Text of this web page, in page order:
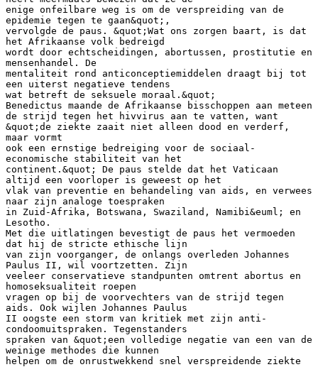
enige onfeilbare weg is om de verspreiding van de
epidemie tegen te gaan&quot;,
vervolgde de paus. &quot;Wat ons zorgen baart, is dat
het Afrikaanse volk bedreigd
wordt door echtscheidingen, abortussen, prostitutie en
mensenhandel. De
mentaliteit rond anticonceptiemiddelen draagt bij tot
een uiterst negatieve tendens
wat betreft de seksuele moraal.&quot;
Benedictus maande de Afrikaanse bisschoppen aan meteen
de strijd tegen het hivvirus aan te vatten, want
&quot;de ziekte zaait niet alleen dood en verderf,
maar vormt
ook een ernstige bedreiging voor de sociaal-
economische stabiliteit van het
continent.&quot; De paus stelde dat het Vaticaan
altijd een voorloper is geweest op het
vlak van preventie en behandeling van aids, en verwees
naar zijn analoge toespraken
in Zuid-Afrika, Botswana, Swaziland, Namibi&euml; en
Lesotho.
Met die uitlatingen bevestigt de paus het vermoeden
dat hij de stricte ethische lijn
van zijn voorganger, de onlangs overleden Johannes
Paulus II, wil voortzetten. Zijn
veeleer conservatieve standpunten omtrent abortus en
homoseksualiteit roepen
vragen op bij de voorvechters van de strijd tegen
aids. Ook wijlen Johannes Paulus
II oogste een storm van kritiek met zijn anti-
condoomuitspraken. Tegenstanders
spraken van &quot;een volledige negatie van een van de
weinige methodes die kunnen
helpen om de onrustwekkend snel verspreidende ziekte